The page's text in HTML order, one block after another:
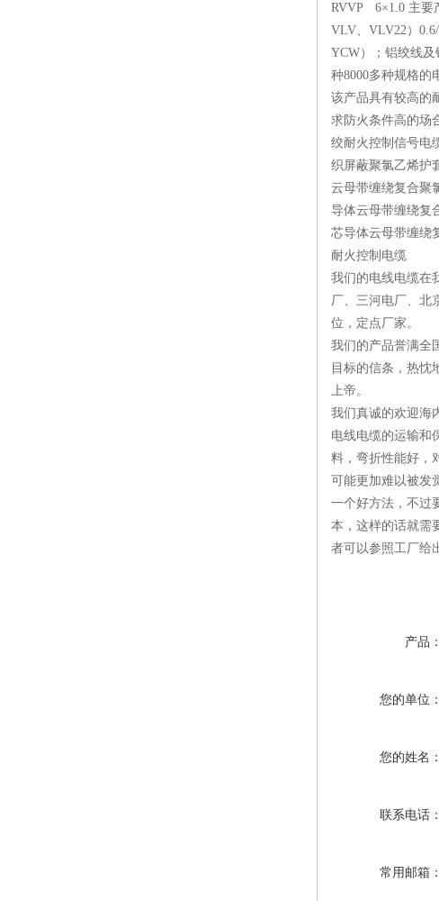
RVVP 6×1.0 主要
VLV、VLV22）
YCW）；铝绞线及
种8000多种规格的
该产品具有较高的
求防火条件高的场
绞耐火控制信号电
织屏蔽聚氯乙烯护
云母带缠绕复合聚
导体云母带缠绕复
芯导体云母带缠绕
耐火控制电缆
我们的电线电缆在
厂、三河电厂、北
位，定点厂家。
我们的产品誉满全
目标的信条，热忱
上帝。
我们真诚的欢迎海
电线电缆的运输和
料，弯折性能好，
可能更加难以被发
一个好方法，不过
本，这样的话就需
者可以参照工厂给
产品：
您的单位：
您的姓名：
联系电话：
常用邮箱：